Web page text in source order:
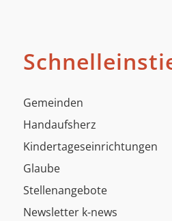
Gemeinden
Handaufsherz
Kindertageseinrichtungen
Glaube
Stellenangebote
Newsletter k-news